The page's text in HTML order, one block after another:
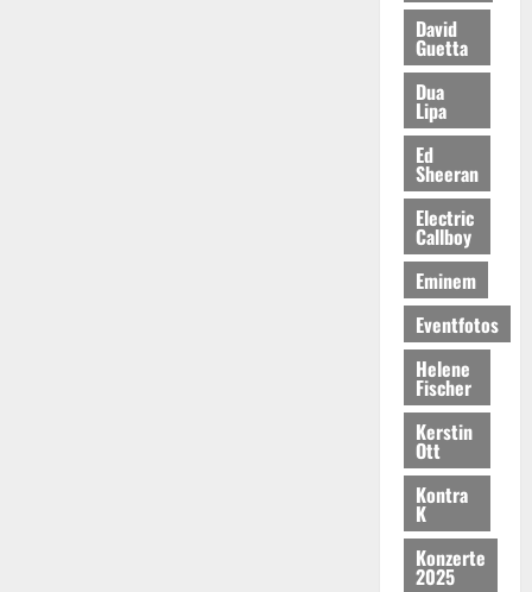
David
Guetta
Dua
Lipa
Ed
Sheeran
Electric
Callboy
Eminem
Eventfotos
Helene
Fischer
Kerstin
Ott
Kontra
K
Konzerte
2025